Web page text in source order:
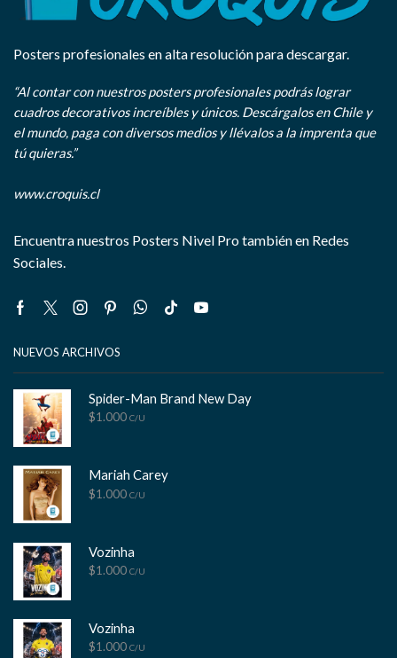
Posters profesionales en alta resolución para descargar.
“Al contar con nuestros posters profesionales podrás lograr
cuadros decorativos increíbles y únicos. Descárgalos en Chile y
el mundo, paga con diversos medios y llévalos a la imprenta que
tú quieras.”
www.croquis.cl
Encuentra nuestros Posters Nivel Pro también en Redes
Sociales.
Facebook
TwitterInstagram
PinterestWhatsapp
Tik- Youtube
NUEVOS ARCHIVOS
Spider-Man Brand New Day
$1.000 C/U
Mariah Carey
$1.000 C/U
Vozinha
$1.000 C/U
Vozinha
$1.000 C/U